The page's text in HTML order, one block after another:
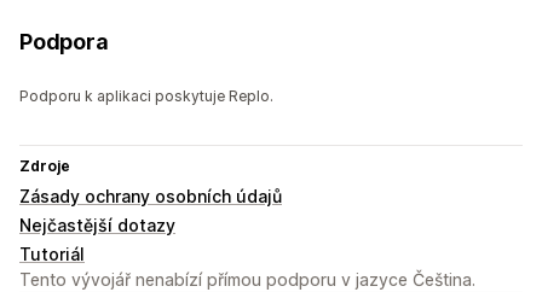
Podpora
Podporu k aplikaci poskytuje Replo.
Zdroje
Zásady ochrany osobních údajů
Nejčastější dotazy
Tutoriál
Tento vývojář nenabízí přímou podporu v jazyce Čeština.